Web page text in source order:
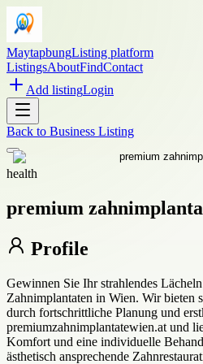
MaytapbungListing platform
ListingsAboutFindContact
Add listingLogin
Back to Business Listing
health
premium
Profile
Gewinnen Sie Ihr strahlendes
Zahnimplantaten in Wien. Wir bieten
durch fortschrittliche Planung und
premiumzahnimplantatewien.at und
Komfort und eine individuelle
ästhetisch ansprechende